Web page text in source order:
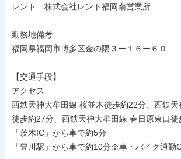
レント　株式会社レント福岡南営業所
勤務地備考
福岡県福岡市博多区金の隈３ー１６ー６０
【交通手段】
アクセス
西鉄天神大牟田線 桜並木徒歩約22分、西鉄
徒歩約27分、西鉄天神大牟田線 春日原東口徒
「茨木IC」から車で約5分
「豊川駅」から車で約10分※車・バイク通勤